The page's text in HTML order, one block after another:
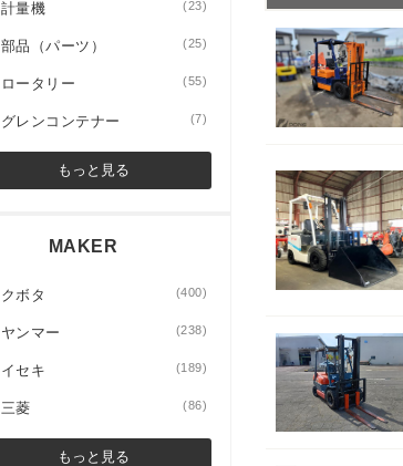
計量機 (23)
部品（パーツ） (25)
ロータリー (55)
グレンコンテナー (7)
もっと見る
MAKER
クボタ (400)
ヤンマー (238)
イセキ (189)
三菱 (86)
もっと見る